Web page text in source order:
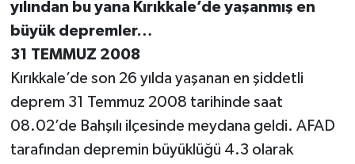
yılından bu yana Kırıkkale’de yaşanmış en
büyük depremler…
31 TEMMUZ 2008
Kırıkkale’de son 26 yılda yaşanan en şiddetli
deprem 31 Temmuz 2008 tarihinde saat
08.02’de Bahşılı ilçesinde meydana geldi. AFAD
tarafından depremin büyüklüğü 4.3 olarak